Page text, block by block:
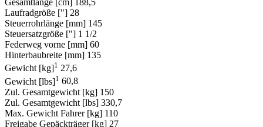
Gesamtlänge [cm] 188,5
Laufradgröße ["] 28
Steuerrohrlänge [mm] 145
Steuersatzgröße ["] 1 1/2
Federweg vorne [mm] 60
Hinterbaubreite [mm] 135
Gewicht [kg] 1 27,6
Gewicht [lbs]1 60,8
Zul. Gesamtgewicht [kg] 150
Zul. Gesamtgewicht [lbs] 330,7
Max. Gewicht Fahrer [kg] 110
Freigabe Gepäckträger [kg] 27